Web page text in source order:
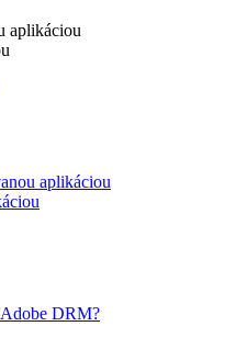
aplikáciou
aplikáciou
DRM?